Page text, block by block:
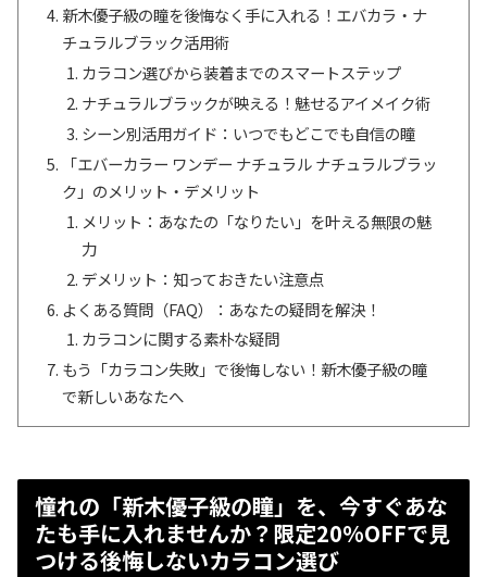
新木優子級の瞳を後悔なく手に入れる！エバカラ・ナ
チュラルブラック活用術
カラコン選びから装着までのスマートステップ
ナチュラルブラックが映える！魅せるアイメイク術
シーン別活用ガイド：いつでもどこでも自信の瞳
「エバーカラー ワンデー ナチュラル ナチュラルブラッ
ク」のメリット・デメリット
メリット：あなたの「なりたい」を叶える無限の魅
力
デメリット：知っておきたい注意点
よくある質問（FAQ）：あなたの疑問を解決！
カラコンに関する素朴な疑問
もう「カラコン失敗」で後悔しない！新木優子級の瞳
で新しいあなたへ
憧れの「新木優子級の瞳」を、今すぐあな
たも手に入れませんか？限定20%OFFで見
つける後悔しないカラコン選び